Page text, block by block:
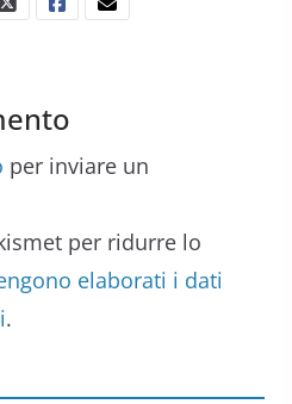
per inviare un
per ridurre lo
elaborati i dati
.